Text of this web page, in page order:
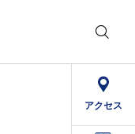
アクセス